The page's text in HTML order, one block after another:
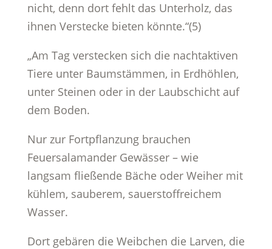
nicht, denn dort fehlt das Unterholz, das
ihnen Verstecke bieten könnte.“(5)
„Am Tag verstecken sich die nachtaktiven
Tiere unter Baumstämmen, in Erdhöhlen,
unter Steinen oder in der Laubschicht auf
dem Boden.
Nur zur Fortpflanzung brauchen
Feuersalamander Gewässer – wie
langsam fließende Bäche oder Weiher mit
kühlem, sauberem, sauerstoffreichem
Wasser.
Dort gebären die Weibchen die Larven, die